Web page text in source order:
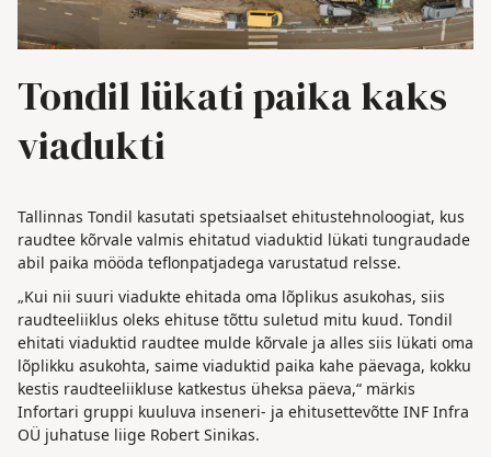
Tondil lükati paika kaks
viadukti
Tallinnas Tondil kasutati spetsiaalset ehitustehnoloogiat, kus
raudtee kõrvale valmis ehitatud viaduktid lükati tungraudade
abil paika mööda teflonpatjadega varustatud relsse.
„Kui nii suuri viadukte ehitada oma lõplikus asukohas, siis
raudteeliiklus oleks ehituse tõttu suletud mitu kuud. Tondil
ehitati viaduktid raudtee mulde kõrvale ja alles siis lükati oma
lõplikku asukohta, saime viaduktid paika kahe päevaga, kokku
kestis raudteeliikluse katkestus üheksa päeva,“ märkis
Infortari gruppi kuuluva inseneri- ja ehitusettevõtte INF Infra
OÜ juhatuse liige Robert Sinikas.